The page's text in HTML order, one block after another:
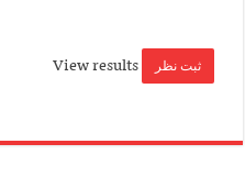
View results